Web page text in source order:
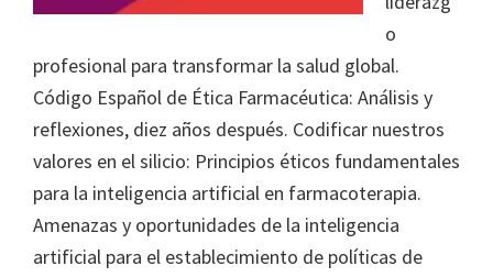
o
profesional para transformar la salud global.
Código Español de Ética Farmacéutica: Análisis y
reflexiones, diez años después. Codificar nuestros
valores en el silicio: Principios éticos fundamentales
para la inteligencia artificial en farmacoterapia.
Amenazas y oportunidades de la inteligencia
artificial para el establecimiento de políticas de